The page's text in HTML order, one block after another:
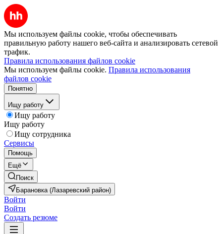
Мы используем файлы cookie, чтобы обеспечивать
правильную работу нашего веб-сайта и анализировать сетевой
трафик.
Правила использования файлов cookie
Мы используем файлы cookie. Правила использования
файлов cookie
Понятно
Ищу работу
Ищу работу
Ищу работу
Ищу сотрудника
Сервисы
Помощь
Ещё
Поиск
Барановка (Лазаревский район)
Войти
Войти
Создать резюме